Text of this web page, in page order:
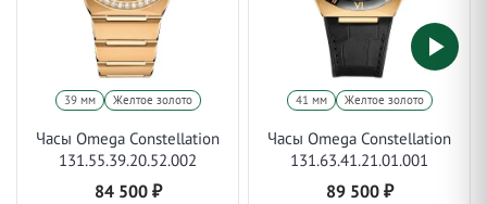
39 мм Желтое золото
Часы Omega Constellation
131.55.39.20.52.002
84 500 ₽
41 мм Желтое золото
Часы Omega Constellation
131.63.41.21.01.001
89 500 ₽